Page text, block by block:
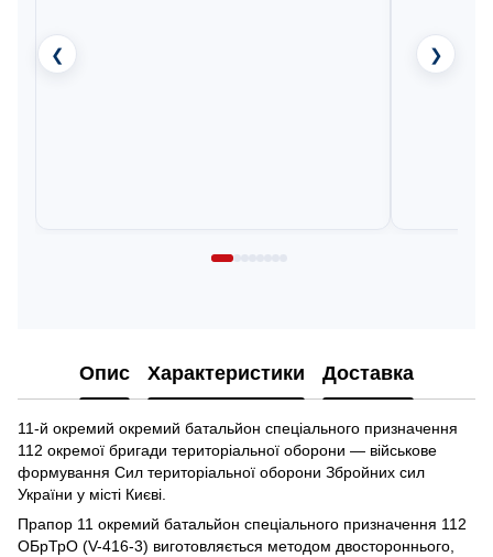
❮ ❯
Опис Характеристики Доставка
11-й окремий окремий батальйон спеціального призначення
112 окремої бригади територіальної оборони — військове
формування Сил територіальної оборони Збройних сил
України у місті Києві.
Прапор 11 окремий батальйон спеціального призначення 112
ОБрТрО (V-416-3) виготовляється методом двостороннього,